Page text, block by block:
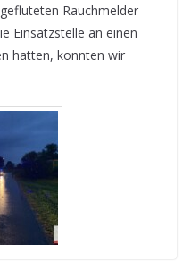
Rauchmelder
Einsatzstelle an einen
hatten, konnten wir